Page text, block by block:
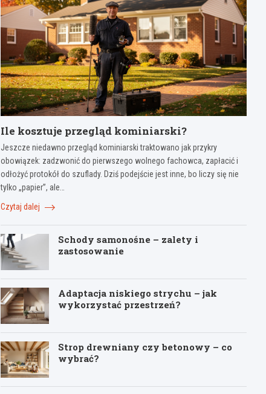
Ile kosztuje przegląd kominiarski?
Jeszcze niedawno przegląd kominiarski traktowano jak przykry
obowiązek: zadzwonić do pierwszego wolnego fachowca, zapłacić i
odłożyć protokół do szuflady. Dziś podejście jest inne, bo liczy się nie
tylko „papier”, ale…
Czytaj dalej
Schody samonośne – zalety i
zastosowanie
Adaptacja niskiego strychu – jak
wykorzystać przestrzeń?
Strop drewniany czy betonowy – co
wybrać?